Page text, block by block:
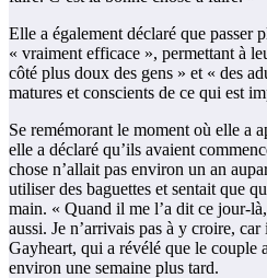
Elle a également déclaré que passer
« vraiment efficace », permettant à
côté plus doux des gens » et « des
matures et conscients de ce qui est
Se remémorant le moment où elle a
elle a déclaré qu’ils avaient
chose n’allait pas environ un an
utiliser des baguettes et sentait que
main. « Quand il me l’a dit ce jour-
aussi. Je n’arrivais pas à y croire,
Gayheart, qui a révélé que le couple
environ une semaine plus tard.